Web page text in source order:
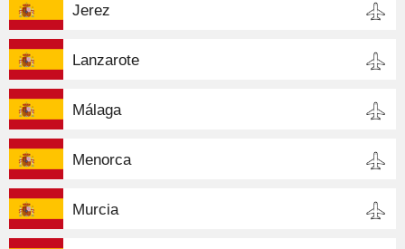
Jerez
Lanzarote
Málaga
Menorca
Murcia